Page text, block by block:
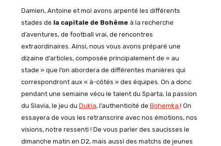
Damien, Antoine et moi avons arpenté les différents
stades de la capitale de Bohême à la recherche
d’aventures, de football vrai, de rencontres
extraordinaires. Ainsi, nous vous avons préparé une
dizaine d’articles, composée principalement de « au
stade » que l’on abordera de différentes manières qui
correspondront aux « à-côtés » des équipes. On a donc
pendant une semaine vécu le talent du Sparta, la passion
du Slavia, le jeu du Dukla, l’authenticité de Bohemka ! On
essayera de vous les retranscrire avec nos émotions, nos
visions, notre ressenti ! De vous parler des saucisses le
dimanche matin en D2, mais aussi des matchs de jeunes